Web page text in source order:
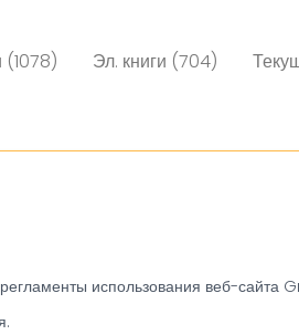
(1078) Эл. книги (704)
использования веб-сайта